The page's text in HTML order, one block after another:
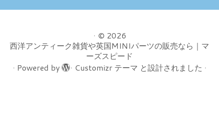
· © 2026
西洋アンティーク雑貨や英国MINIパーツの販売なら｜マ
ーズスピード
· Powered by · Customizr テーマ と設計されました ·